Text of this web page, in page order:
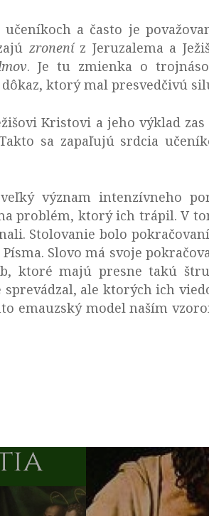
a často je
zroneníz Jeruzalema a
. Je tu zmienka o
ktorý mal presvedčivú
Kristovi a jeho výklad
sa zapaľujú srdcia
význam intenzívneho
problém, ktorý ich trápil. V
Stolovanie bolo
Slovo má svoje
ktoré majú presne takú
ale ktorých ich
emauzský model naším